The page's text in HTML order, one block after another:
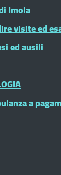
Imola
visite ed
ed ausili
a